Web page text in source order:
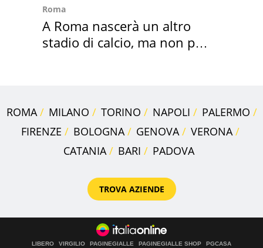
Roma
A Roma nascerà un altro
stadio di calcio, ma non per
ROMA MILANO TORINO NAPOLI
PALERMO
FIRENZE
BOLOGNA GENOVA
VERONA
CATANIA
BARI PADOVA
TROVA AZIENDE
LIBERO VIRGILIO PAGINEGIALLE PAGINEGIALLE SHOP
PGCASA